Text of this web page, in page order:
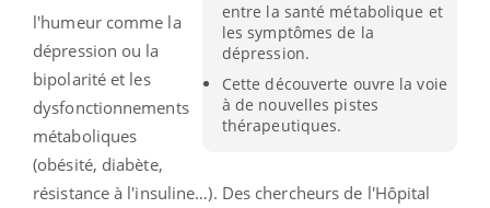
entre la santé métabolique et
les symptômes de la
dépression.
Cette découverte ouvre la voie
à de nouvelles pistes
thérapeutiques.
l'humeur comme la
dépression ou la
bipolarité et les
dysfonctionnements
métaboliques
(obésité, diabète,
résistance à l'insuline…). Des chercheurs de l'Hôpital